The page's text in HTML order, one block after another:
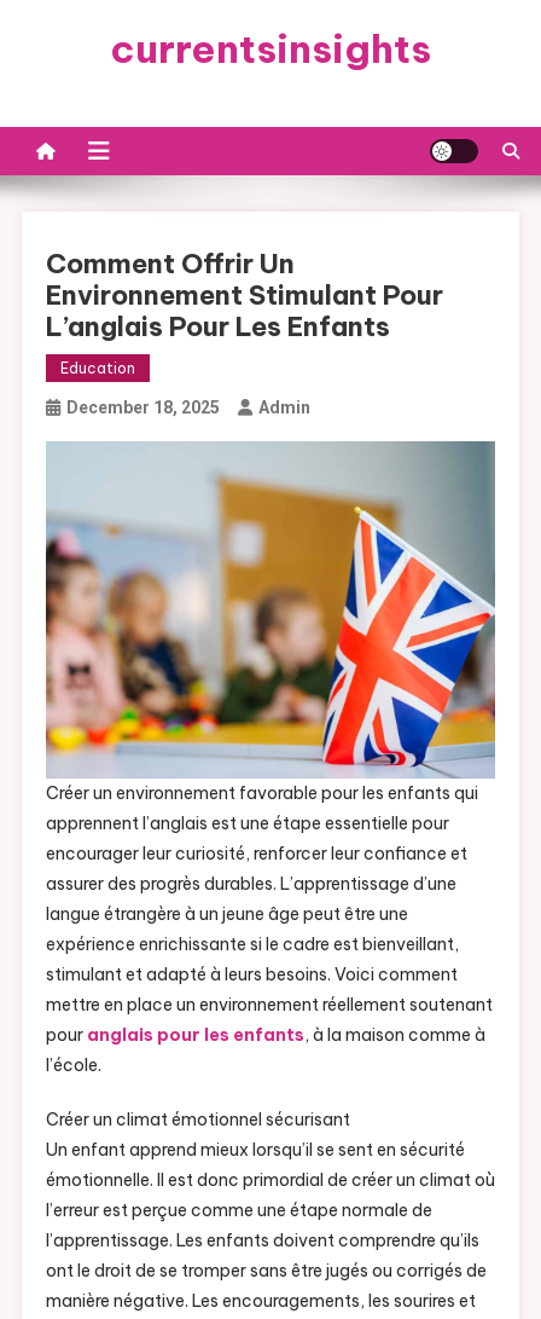
currentsinsights
Comment Offrir Un
Environnement Stimulant Pour
L’anglais Pour Les Enfants
Education
December 18, 2025 Admin
Créer un environnement favorable pour les enfants qui
apprennent l’anglais est une étape essentielle pour
encourager leur curiosité, renforcer leur confiance et
assurer des progrès durables. L’apprentissage d’une
langue étrangère à un jeune âge peut être une
expérience enrichissante si le cadre est bienveillant,
stimulant et adapté à leurs besoins. Voici comment
mettre en place un environnement réellement soutenant
pour anglais pour les enfants, à la maison comme à
l’école.
Créer un climat émotionnel sécurisant
Un enfant apprend mieux lorsqu’il se sent en sécurité
émotionnelle. Il est donc primordial de créer un climat où
l’erreur est perçue comme une étape normale de
l’apprentissage. Les enfants doivent comprendre qu’ils
ont le droit de se tromper sans être jugés ou corrigés de
manière négative. Les encouragements, les sourires et